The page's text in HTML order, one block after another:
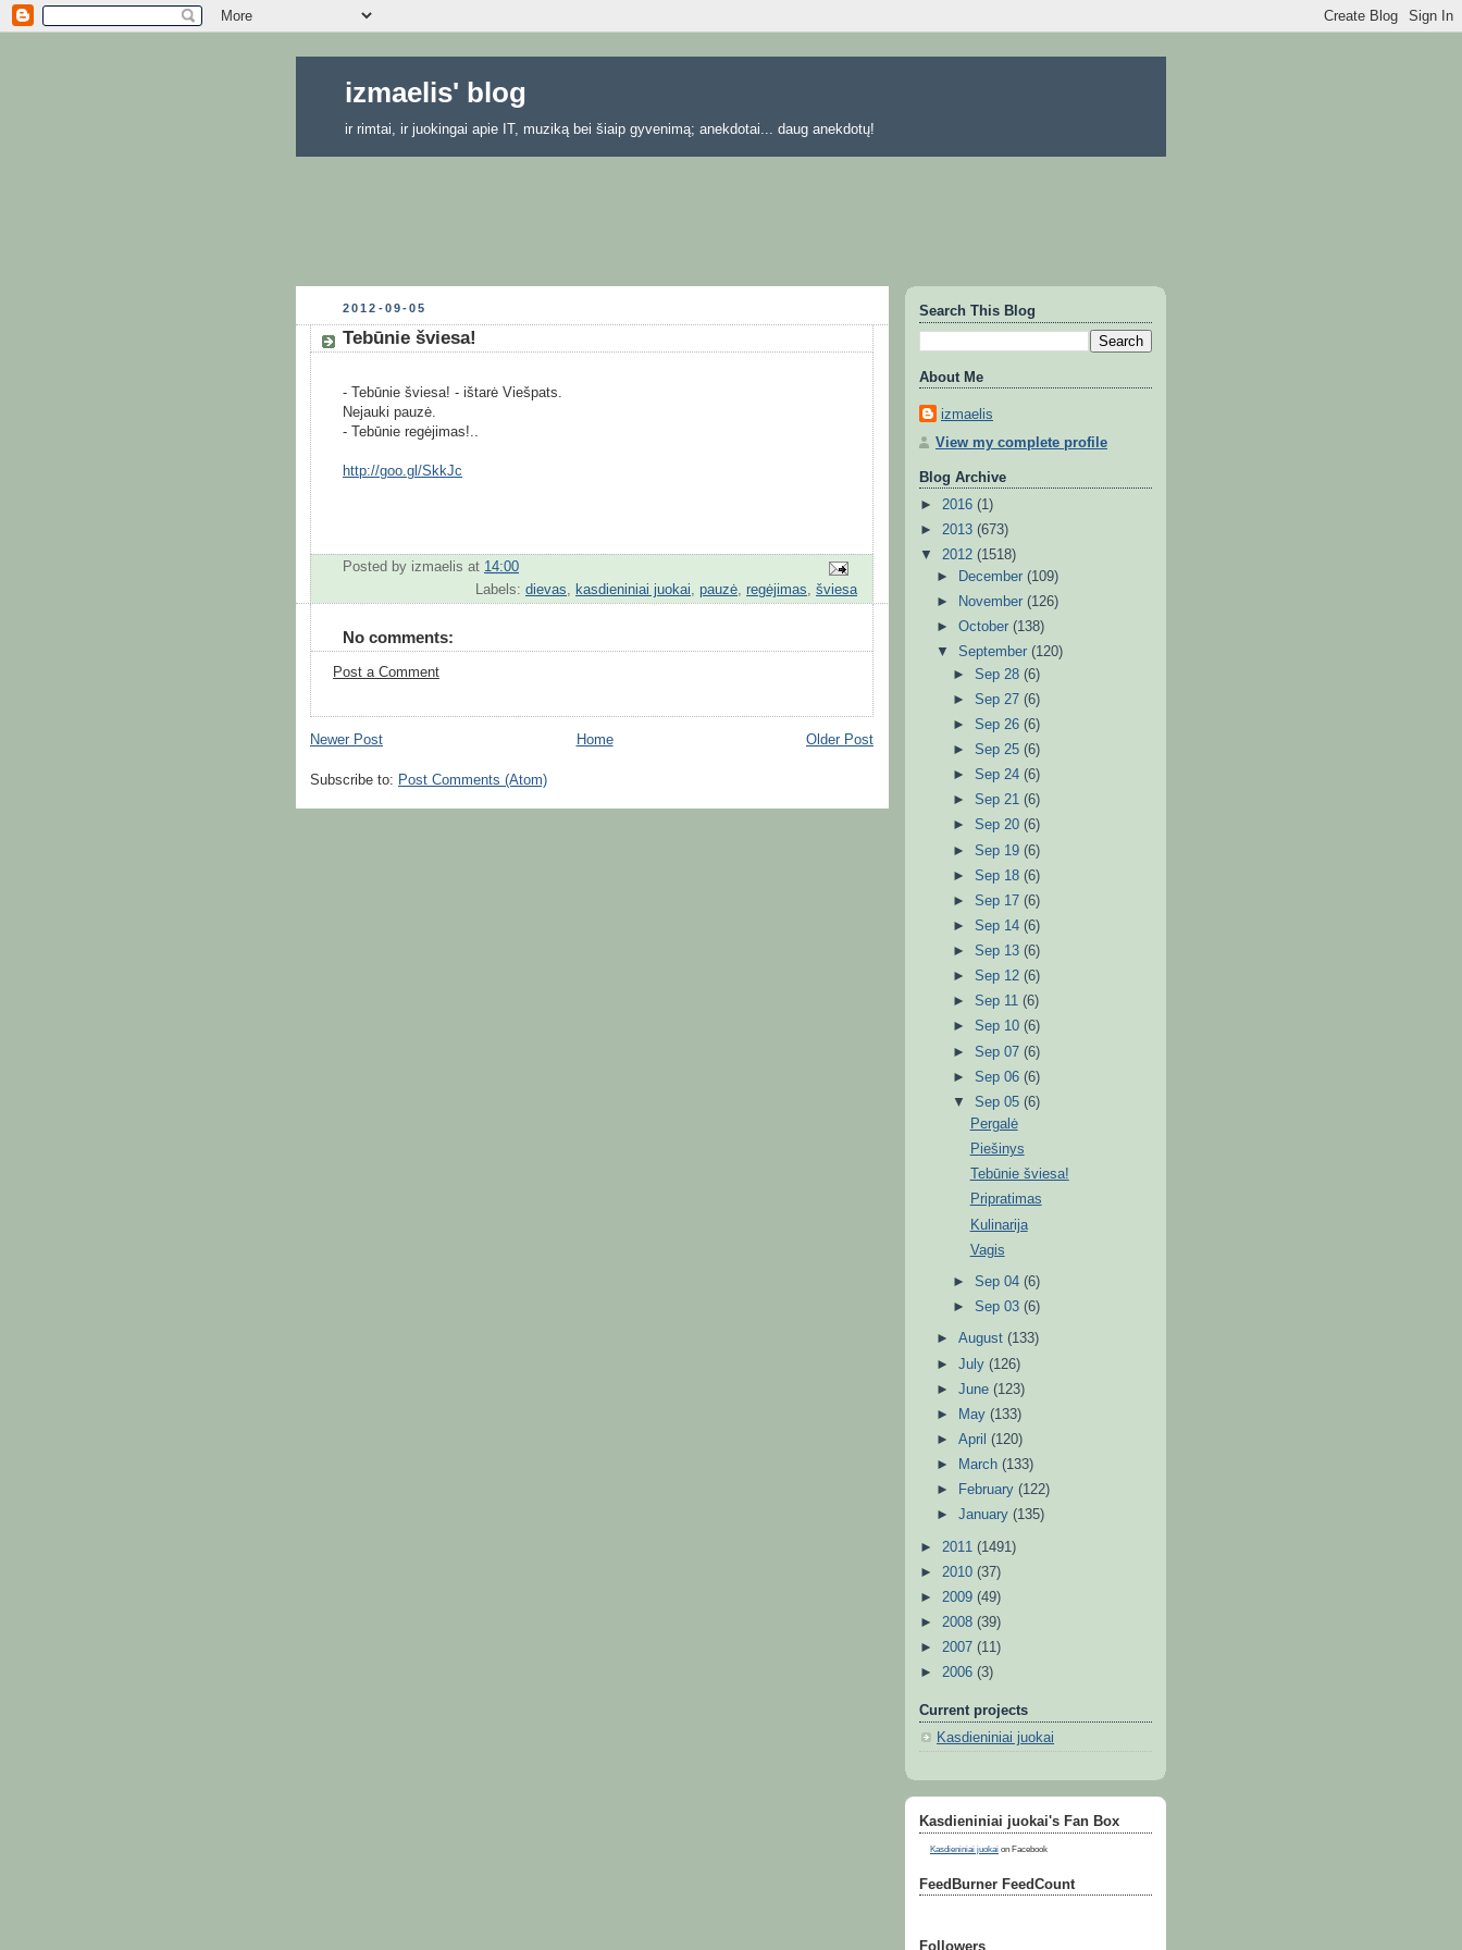
izmaelis' blog
ir rimtai, ir juokingai apie IT, muziką bei šiaip gyvenimą; anekdotai... daug anekdotų!
2012-09-05
Tebūnie šviesa!
- Tebūnie šviesa! - ištarė Viešpats.
Nejauki pauzė.
- Tebūnie regėjimas!..
http://goo.gl/SkkJc
Posted by izmaelis at 14:00
Labels: dievas kasdieniniai juokai pauzė regėjimas šviesa
No comments:
Post a Comment
Newer Post Older Post
Home
Subscribe to: Post Comments (Atom)
Search This Blog
About Me
izmaelis
View my complete profile
Blog Archive
► 2016 (1)
► 2013 (673)
▼ 2012 (1518)
►
December(109)
►
November(126)
►October(138)
▼September(120)
►Sep 28(6)
►Sep 27(6)
►Sep 26(6)
►Sep 25(6)
►Sep 24(6)
►Sep 21(6)
►Sep 20(6)
►Sep 19(6)
►Sep 18(6)
►Sep 17(6)
►Sep 14(6)
►Sep 13(6)
►Sep 12(6)
►Sep 11(6)
►Sep 10(6)
►Sep 07(6)
►Sep 06(6)
▼Sep 05(6)
Pergalė
Piešinys
Tebūnie šviesa!
Pripratimas
Kulinarija
Vagis
►Sep 04(6)
►Sep 03(6)
►August(133)
►July(126)
►June(123)
►
May(133)
►April(120)
►
March(133)
►
February(122)
►January(135)
► 2011 (1491)
► 2010 (37)
► 2009 (49)
► 2008 (39)
► 2007 (11)
► 2006 (3)
Current projects
Kasdieniniai juokai
Kasdieniniai juokai's Fan Box
Kasdieniniai juokai on Facebook
FeedBurner FeedCount
Followers